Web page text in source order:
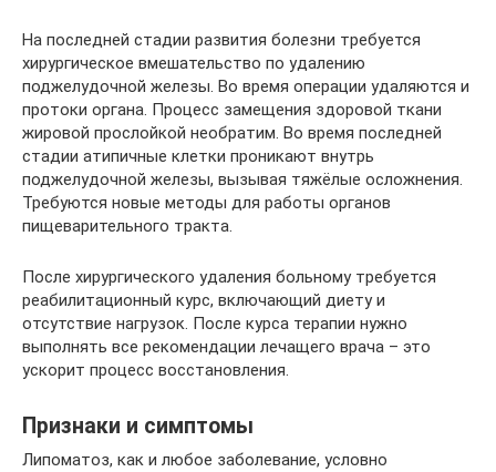
На последней стадии развития болезни требуется
хирургическое вмешательство по удалению
поджелудочной железы. Во время операции удаляются и
протоки органа. Процесс замещения здоровой ткани
жировой прослойкой необратим. Во время последней
стадии атипичные клетки проникают внутрь
поджелудочной железы, вызывая тяжёлые осложнения.
Требуются новые методы для работы органов
пищеварительного тракта.
После хирургического удаления больному требуется
реабилитационный курс, включающий диету и
отсутствие нагрузок. После курса терапии нужно
выполнять все рекомендации лечащего врача – это
ускорит процесс восстановления.
Признаки и симптомы
Липоматоз, как и любое заболевание, условно